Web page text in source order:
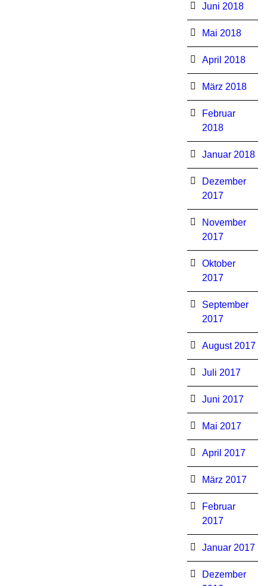
Juni 2018
Mai 2018
April 2018
März 2018
Februar
2018
Januar 2018
Dezember
2017
November
2017
Oktober
2017
September
2017
August 2017
Juli 2017
Juni 2017
Mai 2017
April 2017
März 2017
Februar
2017
Januar 2017
Dezember